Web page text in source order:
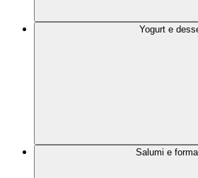
Yogurt e
Salumi e